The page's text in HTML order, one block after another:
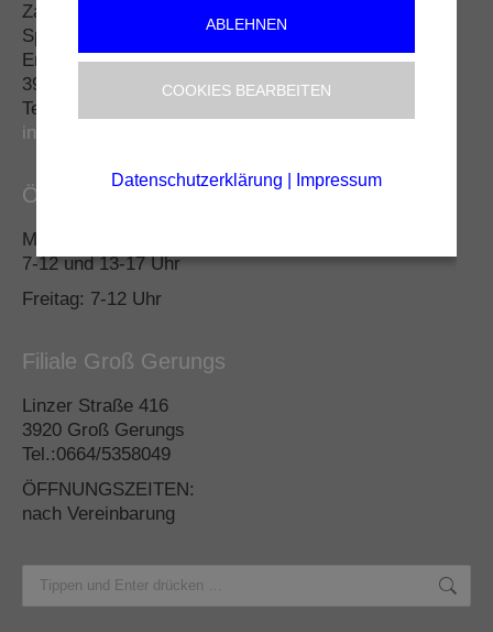
Zankl GmbH
Spengler & Dachdecker
Engelbrechts 19
3913 Groß Göttfritz
Tel.: 02875/8375
info@zankldach.at
Öffnungszeiten
Montag – Donnerstag:
7-12 und 13-17 Uhr
Freitag: 7-12 Uhr
Filiale Groß Gerungs
Linzer Straße 416
3920 Groß Gerungs
Tel.:0664/5358049
ÖFFNUNGSZEITEN:
nach Vereinbarung
Search:
ABLEHNEN
COOKIES BEARBEITEN
Datenschutzerklärung Impressum